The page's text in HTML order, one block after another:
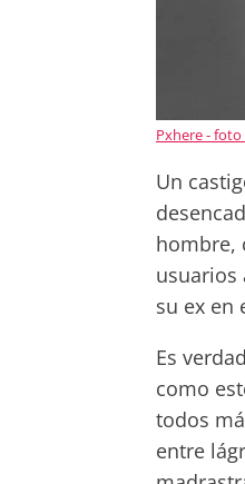
Pxhere -
Un
hombre,
usuarios
su ex en
Es
como
todos
entre